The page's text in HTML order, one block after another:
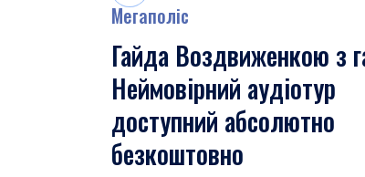
Мегаполіс
Гайда Воздвиженкою з
Неймовірний аудіотур
доступний абсолютно
безкоштовно